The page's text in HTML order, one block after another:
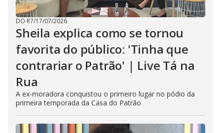
DO R7/17/07/2026
Sheila explica como se tornou
favorita do público: 'Tinha que
contrariar o Patrão' | Live Tá na
Rua
A ex-moradora conquistou o primeiro lugar no pódio da
primeira temporada da Casa do Patrão